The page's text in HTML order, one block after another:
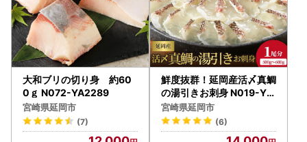
大和ブリの切り身 約60
0ｇ N072-YA2289
宮崎県延岡市
(7)
鮮度抜群！延岡産活〆真鯛
の湯引きお刺身 N019-YA
4416
宮崎県延岡市
(6)